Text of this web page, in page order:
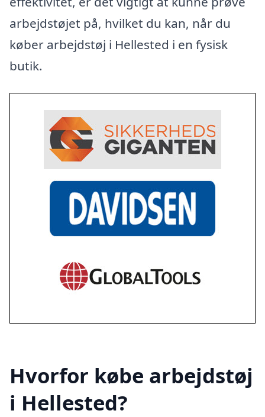
arbejdstøjet på, hvilket du kan, når du
køber arbejdstøj i Hellested i en fysisk
butik.
Hvorfor købe arbejdstøj
i Hellested?